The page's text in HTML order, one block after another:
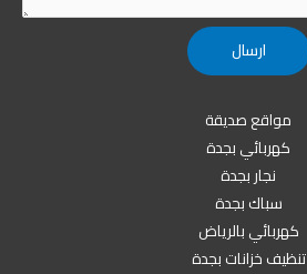
مواقع صديقة
كهربائي بجدة
نجار بجدة
سباك بجدة
كهربائي بالرياض
تنظيف خزانات بجدة